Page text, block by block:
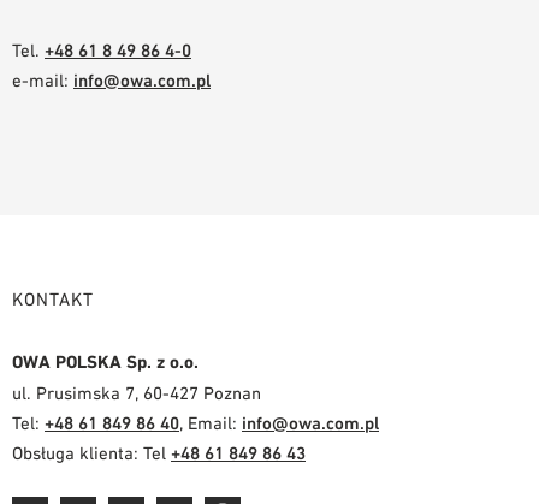
Tel. +48 61 8 49 86 4-0
e-mail: info@owa.com.pl
KONTAKT
OWA POLSKA Sp. z o.o.
ul. Prusimska 7, 60-427 Poznan
Tel: +48 61 849 86 40, Email: info@owa.com.pl
Obsługa klienta: Tel +48 61 849 86 43